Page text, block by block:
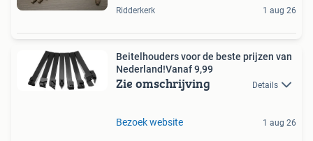
Ridderkerk 1 aug 26
Beitelhouders voor de beste prijzen van
Nederland!Vanaf 9,99
Zie omschrijving Details
Bezoek website 1 aug 26